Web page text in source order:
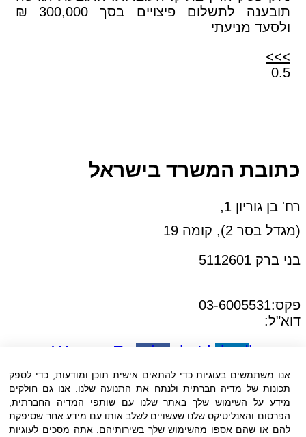
תובענה לתשלום פיצויים בסך 300,000 ₪
ולסעד מניעתי
>>>
כתובת המשרד בישראל
רח' בן גוריון 1,
(מגדל בסר 2), קומה 19
בני ברק 5112601
פקס:03-6005531
דוא"ל:
Linkedin-
in
Facebook-
f
Waze
אנו משתמשים בעוגיות כדי להתאים אישית תוכן ומודעות, כדי לספק
תכונות של מדיה חברתית ולנתח את התנועה שלנו. אנו גם חולקים
מידע על השימוש שלך באתר שלנו עם שותפי המדיה החברתית,
הפרסום והאנליטיקס שלנו שעשויים לשלב אותו עם מידע אחר שסיפקת
להם או שהם אספו מהשימוש שלך בשירותיהם. אתה מסכים לעוגיות